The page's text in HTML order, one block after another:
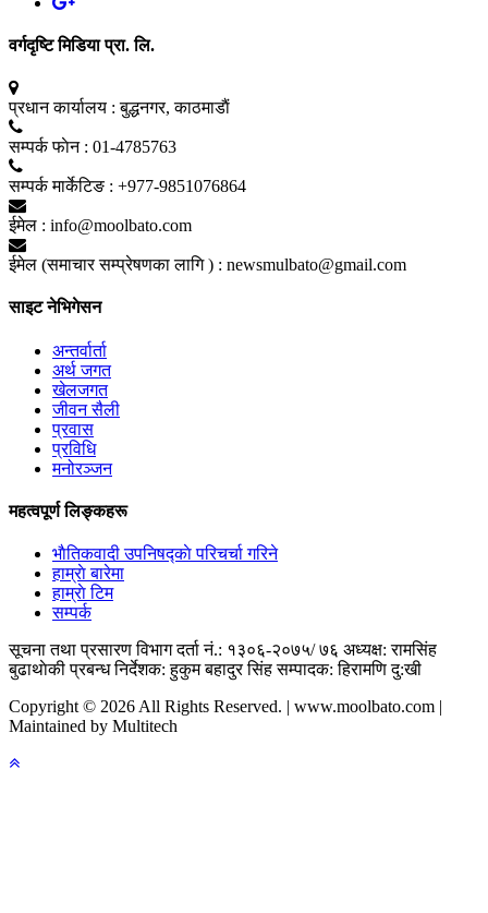
वर्गदृष्टि मिडिया प्रा. लि.
प्रधान कार्यालय : बुद्धनगर, काठमाडाैं
सम्पर्क फाेन : 01-4785763
सम्पर्क मार्केटिङ : +977-9851076864
ईमेल : info@moolbato.com
ईमेल (समाचार सम्प्रेषणका लागि ) : newsmulbato@gmail.com
साइट नेभिगेसन
अन्तर्वार्ता
अर्थ जगत
खेलजगत
जीवन सैली
प्रवास
प्रविधि
मनोरञ्जन
महत्वपूर्ण लिङ्कहरू
भाैतिकवादी उपनिषद्काे परिचर्चा गरिने
हाम्राे बारेमा
हाम्राे टिम
सम्पर्क
सूचना तथा प्रसारण विभाग दर्ता नं.: १३०६-२०७५/ ७६ अध्यक्ष: रामसिंह
बुढाथाेकी प्रबन्ध निर्देशक: हुकुम बहादुर सिंह सम्पादक: हिरामणि दु:खी
Copyright © 2026 All Rights Reserved. | www.moolbato.com |
Maintained by Multitech